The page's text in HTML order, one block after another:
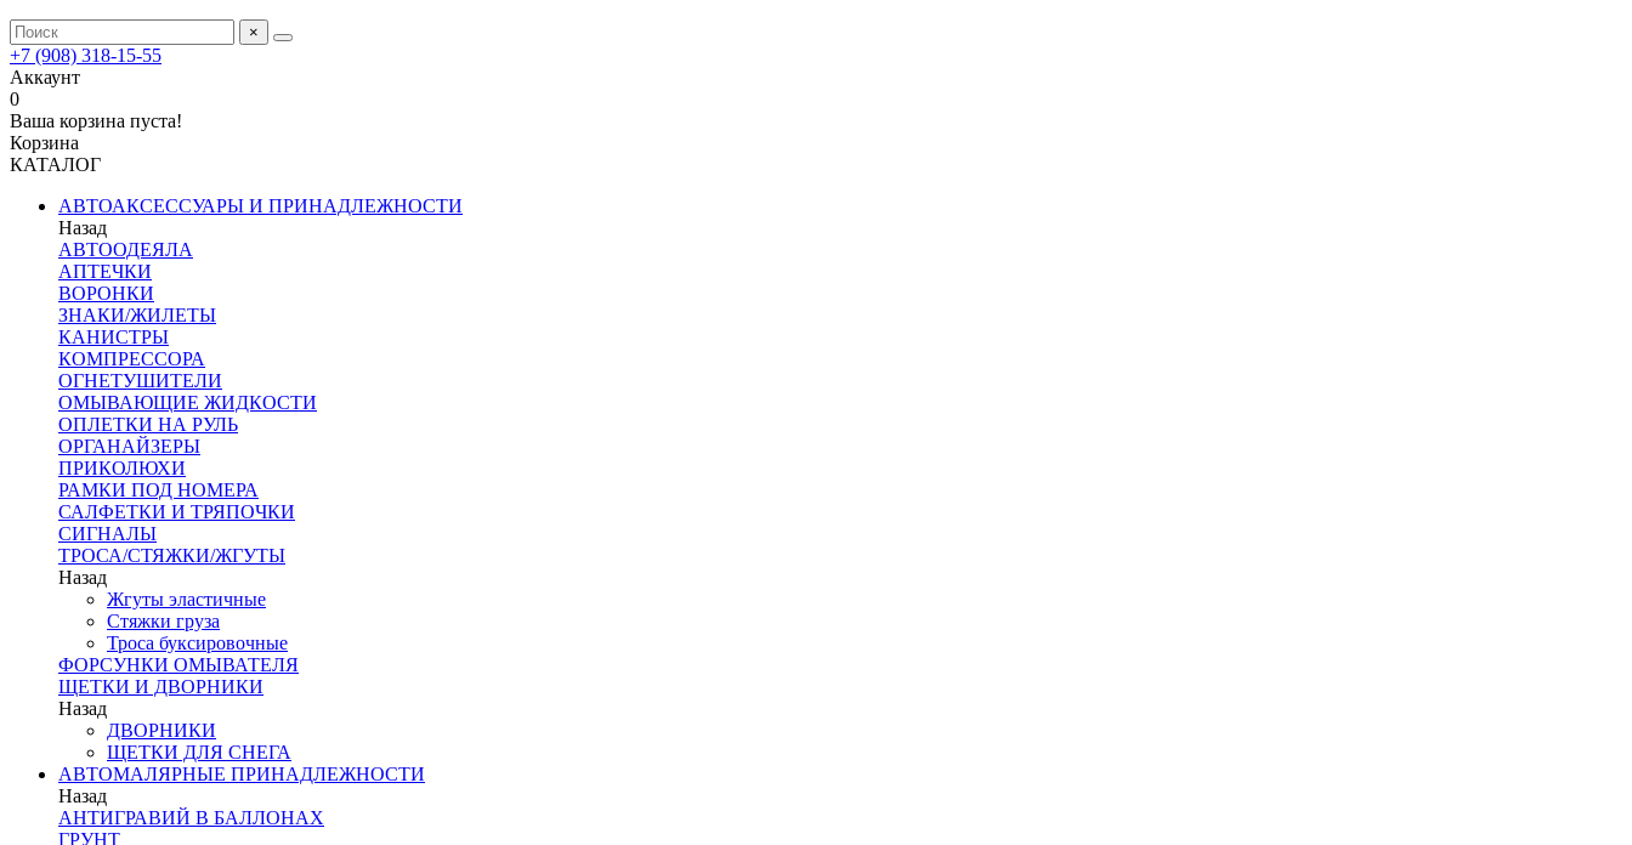
×
+7 (908) 318-15-55
Аккаунт
0
Ваша корзина пуста!
Корзина
КАТАЛОГ
АВТОАКСЕССУАРЫ И ПРИНАДЛЕЖНОСТИ
Назад
АВТООДЕЯЛА
АПТЕЧКИ
ВОРОНКИ
ЗНАКИ/ЖИЛЕТЫ
КАНИСТРЫ
КОМПРЕССОРА
ОГНЕТУШИТЕЛИ
ОМЫВАЮЩИЕ ЖИДКОСТИ
ОПЛЕТКИ НА РУЛЬ
ОРГАНАЙЗЕРЫ
ПРИКОЛЮХИ
РАМКИ ПОД НОМЕРА
САЛФЕТКИ И ТРЯПОЧКИ
СИГНАЛЫ
ТРОСА/СТЯЖКИ/ЖГУТЫ
Назад
Жгуты эластичные
Стяжки груза
Троса буксировочные
ФОРСУНКИ ОМЫВАТЕЛЯ
ЩЕТКИ И ДВОРНИКИ
Назад
ДВОРНИКИ
ЩЕТКИ ДЛЯ СНЕГА
АВТОМАЛЯРНЫЕ ПРИНАДЛЕЖНОСТИ
Назад
АНТИГРАВИЙ В БАЛЛОНАХ
ГРУНТ